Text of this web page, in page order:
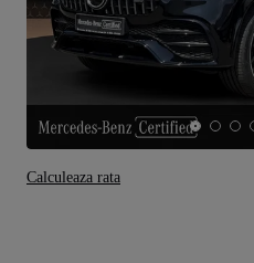
Calculeaza rata